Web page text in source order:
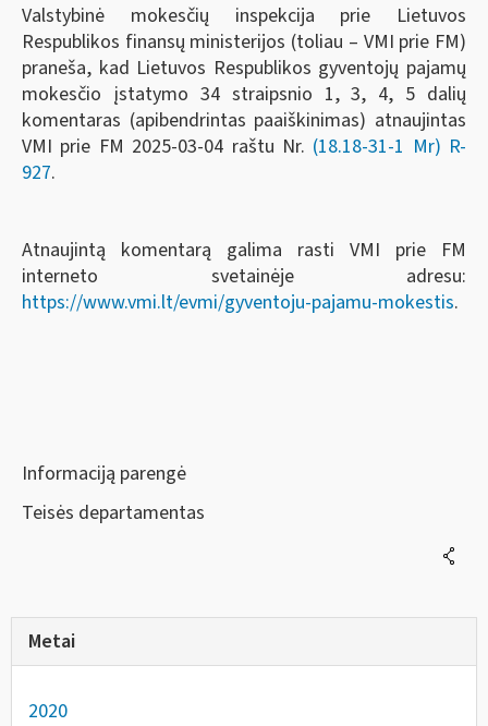
Valstybinė mokesčių inspekcija prie Lietuvos
Respublikos finansų ministerijos (toliau – VMI prie FM)
praneša, kad Lietuvos Respublikos gyventojų pajamų
mokesčio įstatymo 34 straipsnio 1, 3, 4, 5 dalių
komentaras (apibendrintas paaiškinimas) atnaujintas
VMI prie FM 2025-03-04 raštu Nr. (18.18-31-1 Mr) R-
927.
Atnaujintą komentarą galima rasti VMI prie FM
interneto svetainėje adresu:
https://www.vmi.lt/evmi/gyventoju-pajamu-mokestis.
Informaciją parengė
Teisės departamentas
Metai
2020